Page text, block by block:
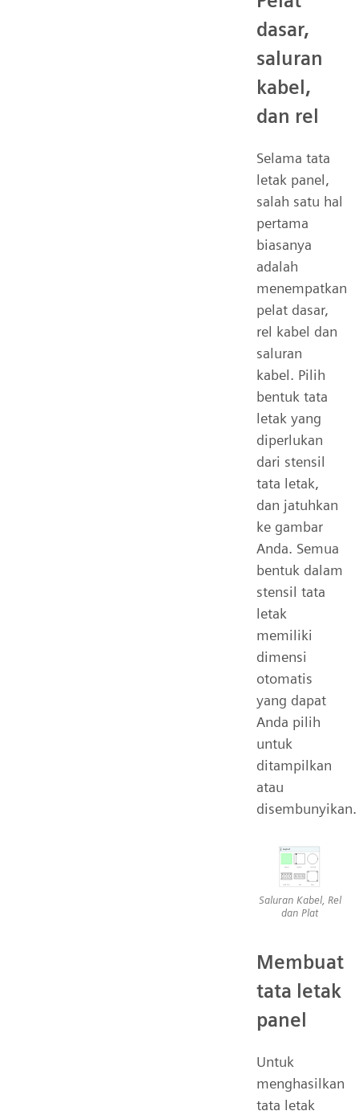
dasar,
saluran
kabel,
dan rel
Selama tata
letak panel,
salah satu hal
pertama
biasanya
adalah
menempatkan
pelat dasar,
rel kabel dan
saluran
kabel. Pilih
bentuk tata
letak yang
diperlukan
dari stensil
tata letak,
dan jatuhkan
ke gambar
Anda. Semua
bentuk dalam
stensil tata
letak
memiliki
dimensi
otomatis
yang dapat
Anda pilih
untuk
ditampilkan
atau
disembunyikan.
Saluran Kabel, Rel
dan Plat
Membuat
tata letak
panel
Untuk
menghasilkan
tata letak